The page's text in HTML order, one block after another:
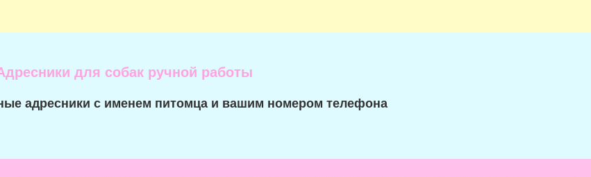
для собак ручной работы
адресники с именем питомца и вашим номером телефона